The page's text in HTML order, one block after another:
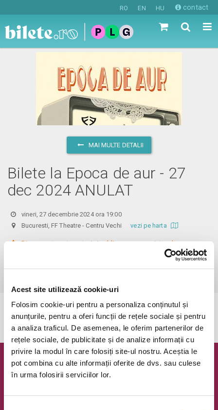
Acest site utilizează cookie-uri
Folosim cookie-uri pentru a personaliza conținutul și
anunțurile, pentru a oferi funcții de rețele sociale și pentru
a analiza traficul. De asemenea, le oferim partenerilor de
rețele sociale, de publicitate și de analize informații cu
privire la modul în care folosiți site-ul nostru. Aceștia le
pot combina cu alte informații oferite de dvs. sau culese
în urma folosirii serviciilor lor.
RO EN HU contact
MAI MULTE DETALII
Bilete la Epoca de aur - 27
dec 2024 ANULAT
vineri, 27 decembrie 2024 ora 19:00
Bucuresti, FF Theatre - Centru Vechivezi pe harta
Din respect pentru actori si public avem rugamintea de a va
prezenta cu cel putin 30 de minute inainte de inceperea spectacolului.
Evenimentul a expirat.
Newsletter @ Bilete.ro
evenimente.